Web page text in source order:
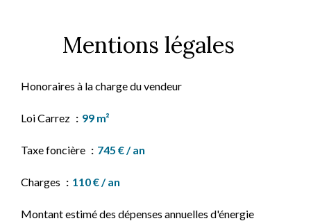
Mentions légales
Honoraires à la charge du vendeur
Loi Carrez 99 m²
Taxe foncière 745 € / an
Charges 110 € / an
Montant estimé des dépenses annuelles d'énergie